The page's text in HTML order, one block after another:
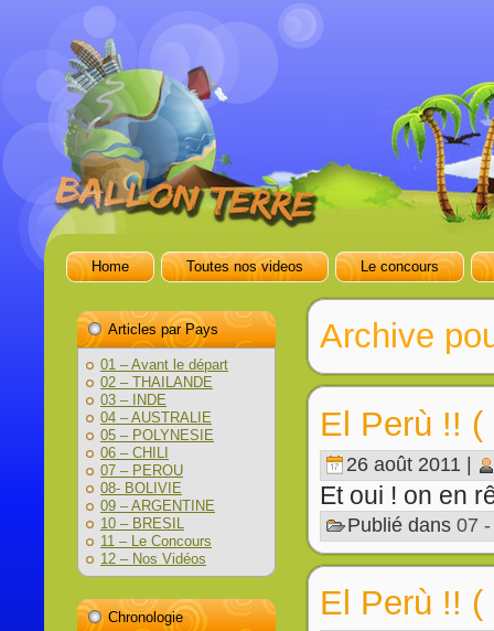
Home Toutes nos videos Le concours
Articles par Pays
01 – Avant le départ
02 – THAILANDE
03 – INDE
04 – AUSTRALIE
05 – POLYNESIE
06 – CHILI
07 – PEROU
08- BOLIVIE
09 – ARGENTINE
10 – BRESIL
11 – Le Concours
12 – Nos Vidéos
Chronologie
Archive
El Perù !! (
26 août 2011 |
Et oui ! on en
Publié dans 07
El Perù !! (